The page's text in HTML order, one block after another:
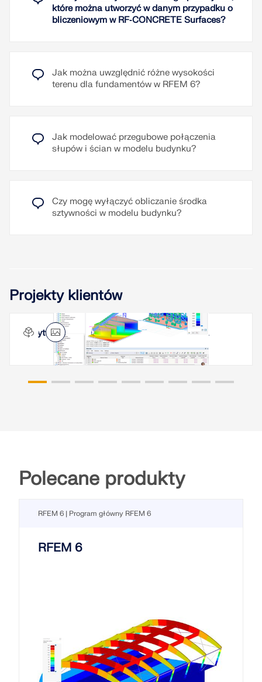
Ścinanie jednoosiowe
Ścinanie dwuosiowe
które można utworzyć w danym przypadku o
bliczeniowym w RF‑CONCRETE Surfaces?
Jak można uwzględnić różne wysokości
terenu dla fundamentów w RFEM 6?
Jak modelować przegubowe połączenia
słupów i ścian w modelu budynku?
Czy mogę wyłączyć obliczanie środka
sztywności w modelu budynku?
Projekty klientów
Wytwórnia betonu, Queens, Nowy Jork, USA
Polecane produkty
RFEM 6 | Program główny RFEM 6
RFEM 6